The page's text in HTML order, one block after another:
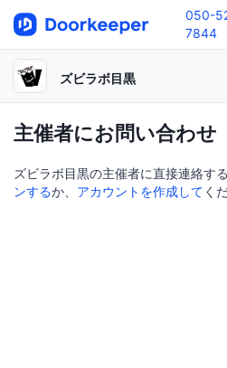
050-
7844
ズビラボ目黒
主催者にお問い合わせ
ズビラボ目黒の主催者に直接連絡す
ンするか、 アカウントを作成して く